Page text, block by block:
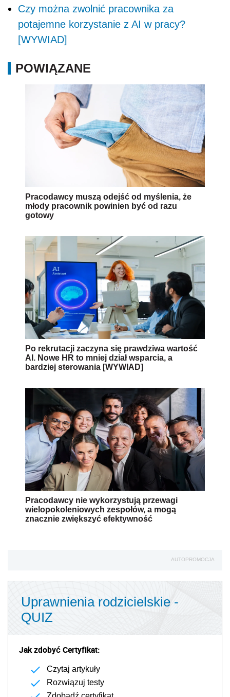
Czy można zwolnić pracownika za
potajemne korzystanie z AI w pracy?
[WYWIAD]
POWIĄZANE
Pracodawcy muszą odejść od myślenia, że
młody pracownik powinien być od razu
gotowy
Po rekrutacji zaczyna się prawdziwa wartość
AI. Nowe HR to mniej dział wsparcia, a
bardziej sterowania [WYWIAD]
Pracodawcy nie wykorzystują przewagi
wielopokoleniowych zespołów, a mogą
znacznie zwiększyć efektywność
AUTOPROMOCJA
Uprawnienia rodzicielskie -
QUIZ
Jak zdobyć Certyfikat:
Czytaj artykuły
Rozwiązuj testy